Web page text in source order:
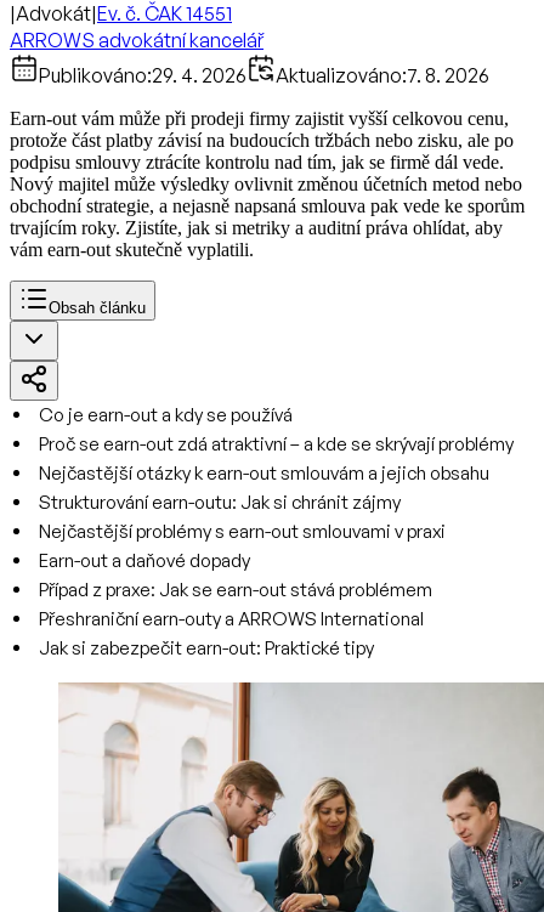
|Advokát|Ev. č. ČAK 14551
ARROWS advokátní kancelář
Publikováno:29. 4. 2026 Aktualizováno:7. 8. 2026
Earn-out vám může při prodeji firmy zajistit vyšší celkovou cenu,
protože část platby závisí na budoucích tržbách nebo zisku, ale po
podpisu smlouvy ztrácíte kontrolu nad tím, jak se firmě dál vede.
Nový majitel může výsledky ovlivnit změnou účetních metod nebo
obchodní strategie, a nejasně napsaná smlouva pak vede ke sporům
trvajícím roky. Zjistíte, jak si metriky a auditní práva ohlídat, aby
vám earn-out skutečně vyplatili.
Obsah článku
Co je earn-out a kdy se používá
Proč se earn-out zdá atraktivní – a kde se skrývají problémy
Nejčastější otázky k earn-out smlouvám a jejich obsahu
Strukturování earn-outu: Jak si chránit zájmy
Nejčastější problémy s earn-out smlouvami v praxi
Earn-out a daňové dopady
Případ z praxe: Jak se earn-out stává problémem
Přeshraniční earn-outy a ARROWS International
Jak si zabezpečit earn-out: Praktické tipy